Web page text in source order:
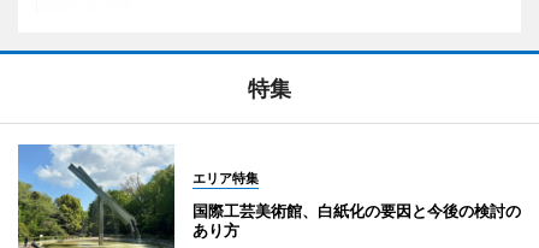
特集
エリア特集
国際工芸美術館、白紙化の要因と今後の検討の
あり方